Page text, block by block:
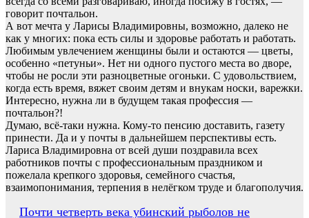
говорит почтальон.
А вот мечта у Ларисы Владимировны, возможно, далеко не
как у многих: пока есть силы и здоровье работать и работать.
Любимым увлечением женщины были и остаются — цветы,
особенно «петуньи». Нет ни одного пустого места во дворе,
чтобы не росли эти разноцветные огоньки. С удовольствием,
когда есть время, вяжет своим детям и внукам носки, варежки.
Интересно, нужна ли в будущем такая профессия —
почтальон?!
Думаю, всё-таки нужна. Кому-то пенсию доставить, газету
принести. Да и у почты в дальнейшем перспективы есть.
Лариса Владимировна от всей души поздравила всех
работников почты с профессиональным праздником и
пожелала крепкого здоровья, семейного счастья,
взаимопонимания, терпения в нелёгком труде и благополучия.
Навигация
Почти четверть века убинский рыболов не